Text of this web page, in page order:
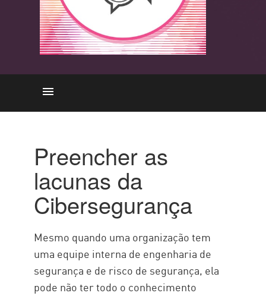
Como funciona
Tipos diferentes
Consultoria de Segurança Check
Point
Preencher as
lacunas da
Cibersegurança
Mesmo quando uma organização tem
uma equipe interna de engenharia de
segurança e de risco de segurança, ela
pode não ter todo o conhecimento